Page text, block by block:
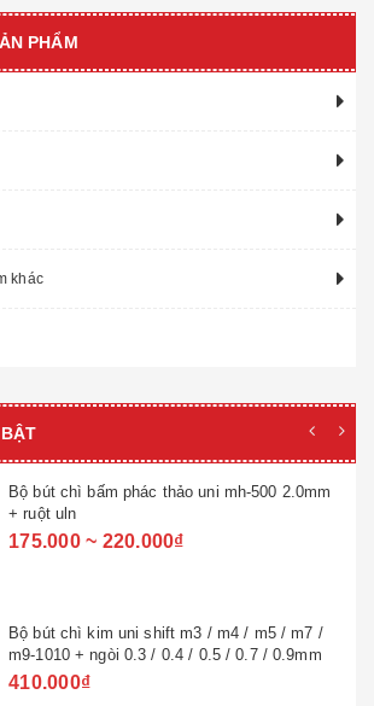
PHẨM
khác
Bộ bút chì bấm phác thảo uni mh-500 2.0mm
+ ruột uln
175.000 ~ 220.000₫
Bộ bút chì kim uni shift m3 / m4 / m5 / m7 /
m9-1010 + ngòi 0.3 / 0.4 / 0.5 / 0.7 / 0.9mm
410.000₫